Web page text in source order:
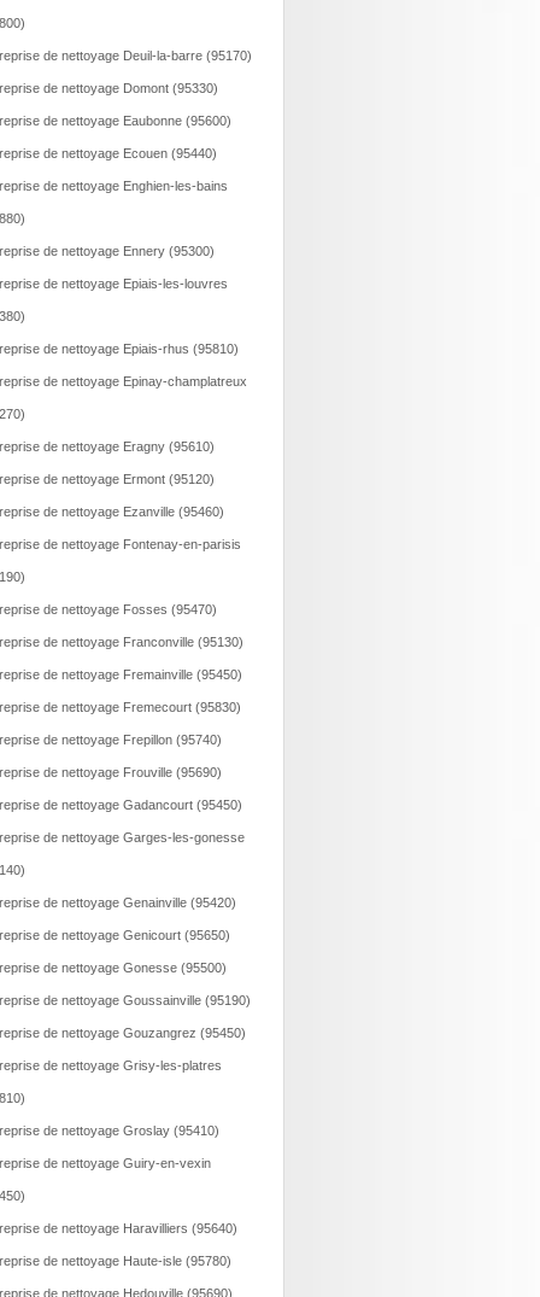
de nettoyage Deuil-la-barre (95170)
de nettoyage Domont (95330)
de nettoyage Eaubonne (95600)
de nettoyage Ecouen (95440)
de nettoyage Enghien-les-bains
de nettoyage Ennery (95300)
de nettoyage Epiais-les-louvres
de nettoyage Epiais-rhus (95810)
de nettoyage Epinay-champlatreux
de nettoyage Eragny (95610)
de nettoyage Ermont (95120)
de nettoyage Ezanville (95460)
de nettoyage Fontenay-en-parisis
de nettoyage Fosses (95470)
de nettoyage Franconville (95130)
de nettoyage Fremainville (95450)
de nettoyage Fremecourt (95830)
de nettoyage Frepillon (95740)
de nettoyage Frouville (95690)
de nettoyage Gadancourt (95450)
de nettoyage Garges-les-gonesse
de nettoyage Genainville (95420)
de nettoyage Genicourt (95650)
de nettoyage Gonesse (95500)
de nettoyage Goussainville (95190)
de nettoyage Gouzangrez (95450)
de nettoyage Grisy-les-platres
de nettoyage Groslay (95410)
de nettoyage Guiry-en-vexin
de nettoyage Haravilliers (95640)
de nettoyage Haute-isle (95780)
de nettoyage Hedouville (95690)